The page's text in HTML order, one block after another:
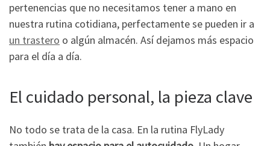
pertenencias que no necesitamos tener a mano en
nuestra rutina cotidiana, perfectamente se pueden ir a
un trastero o algún almacén. Así dejamos más espacio
para el día a día.
El cuidado personal, la pieza clave
No todo se trata de la casa. En la rutina FlyLady